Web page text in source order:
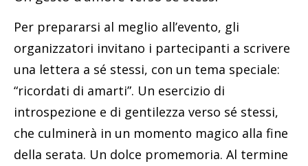
Per prepararsi al meglio all’evento, gli
organizzatori invitano i partecipanti a scrivere
una lettera a sé stessi, con un tema speciale:
“ricordati di amarti”. Un esercizio di
introspezione e di gentilezza verso sé stessi,
che culminerà in un momento magico alla fine
della serata. Un dolce promemoria. Al termine